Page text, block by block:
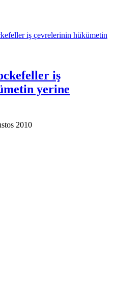
iş
yerine
2010